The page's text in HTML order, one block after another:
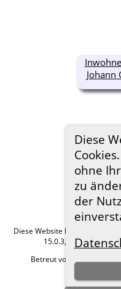
Diese
ohne
zu
der
Johann
Diese Website läuft mit
15.0.3, programmiert
Betreut von
Hier